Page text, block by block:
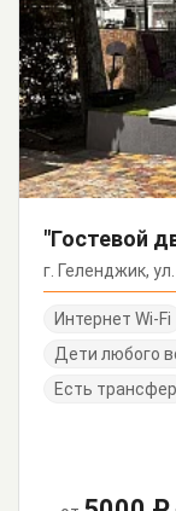
"Гостевой
г. Геленджик,
Интернет Wi-Fi
Дети любого
Есть трансфер